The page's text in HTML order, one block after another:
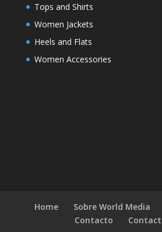
Tops and Shirts
Women Jackets
Heels and Flats
Women Accessories
Home Sobre World Media
Contacto